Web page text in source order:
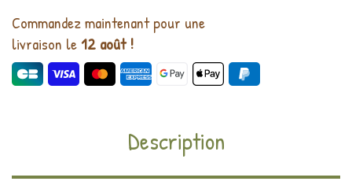
Commandez maintenant pour une
livraison le12 août !
Description